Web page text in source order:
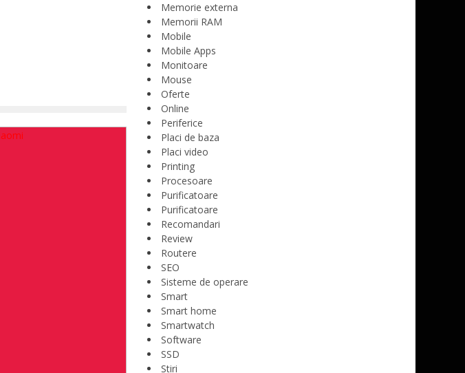
Memorie externa
Memorii RAM
Mobile
Mobile Apps
Monitoare
Mouse
Oferte
Online
Periferice
Placi de baza
Placi video
Printing
Procesoare
Purificatoare
Purificatoare
Recomandari
Review
Routere
SEO
Sisteme de operare
Smart
Smart home
Smartwatch
Software
SSD
Stiri